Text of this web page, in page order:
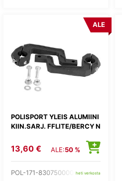
POLISPORT YLEIS ALUMIINI
KIIN.SARJ. FFLITE/BERCY N
ALE
13,60 € ALE:50 %
POL-171-8307500001heti verkosta